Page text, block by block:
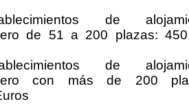
de
de 51 a 200 plazas:
de
con más de 200